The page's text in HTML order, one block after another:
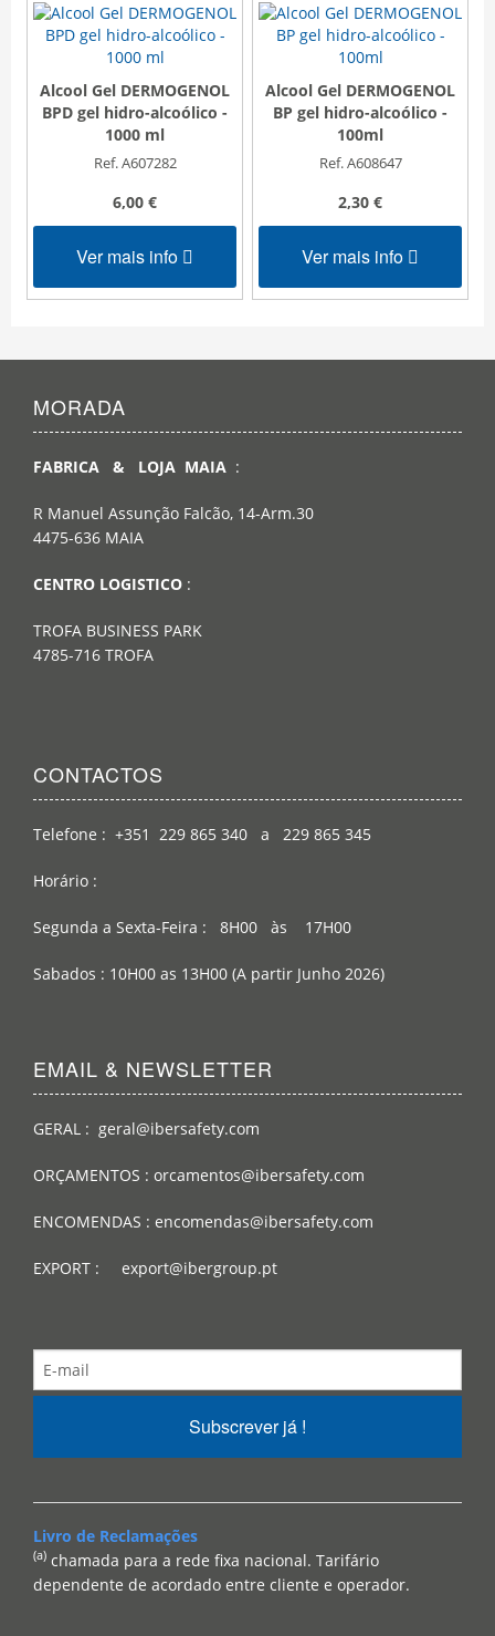
Alcool Gel DERMOGENOL
BPD gel hidro-alcoólico -
1000 ml
Ref. A607282
6,00 €
Ver mais info
Alcool Gel DERMOGENOL
BP gel hidro-alcoólico -
100ml
Ref. A608647
2,30 €
Ver mais info
MORADA
FABRICA & LOJA MAIA :
R Manuel Assunção Falcão, 14-Arm.30
4475-636 MAIA
CENTRO LOGISTICO :
TROFA BUSINESS PARK
4785-716 TROFA
CONTACTOS
Telefone : +351 229 865 340 a 229 865 345
Horário :
Segunda a Sexta-Feira : 8H00 às 17H00
Sabados : 10H00 as 13H00 (A partir Junho 2026)
EMAIL & NEWSLETTER
GERAL : geral@ibersafety.com
ORÇAMENTOS : orcamentos@ibersafety.com
ENCOMENDAS : encomendas@ibersafety.com
EXPORT : export@ibergroup.pt
Subscrever já !
Livro de Reclamações
(a) chamada para a rede fixa nacional. Tarifário
dependente de acordado entre cliente e operador.